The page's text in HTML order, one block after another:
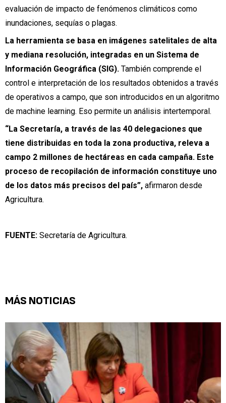
evaluación de impacto de fenómenos climáticos como
inundaciones, sequías o plagas.
La herramienta se basa en imágenes satelitales de alta
y mediana resolución, integradas en un Sistema de
Información Geográfica (SIG). También comprende el
control e interpretación de los resultados obtenidos a través
de operativos a campo, que son introducidos en un algoritmo
de machine learning. Eso permite un análisis intertemporal.
“La Secretaría, a través de las 40 delegaciones que
tiene distribuidas en toda la zona productiva, releva a
campo 2 millones de hectáreas en cada campaña. Este
proceso de recopilación de información constituye uno
de los datos más precisos del país”, afirmaron desde
Agricultura.
FUENTE: Secretaría de Agricultura.
MÁS NOTICIAS